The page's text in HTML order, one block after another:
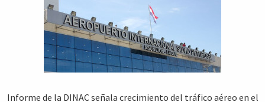
Informe de la DINAC señala crecimiento del tráfico aéreo en el